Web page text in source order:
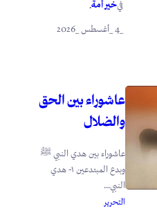
فيخير أمة.
_4 _أغسطس _2026
عاشوراء بين الحق
والضلال
عاشوراء بين هدي النبي ﷺ
وبدع المبتدعين ١- هدي
النبي...
التحرير